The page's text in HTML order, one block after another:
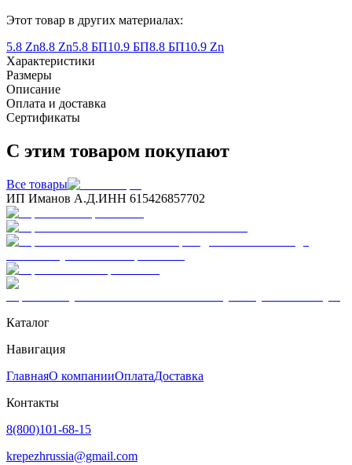
Этот товар в других материалах:
5.8 Zn8.8 Zn5.8 БП10.9 БП8.8 БП10.9 Zn
Характеристики
Размеры
Описание
Оплата и доставка
Сертификаты
С этим товаром покупают
Все товары
ИП Иманов А.Д.ИНН 615426857702
Каталог
Навигация
ГлавнаяО компанииОплатаДоставка
Контакты
8(800)101-68-15
krepezhrussia@gmail.com